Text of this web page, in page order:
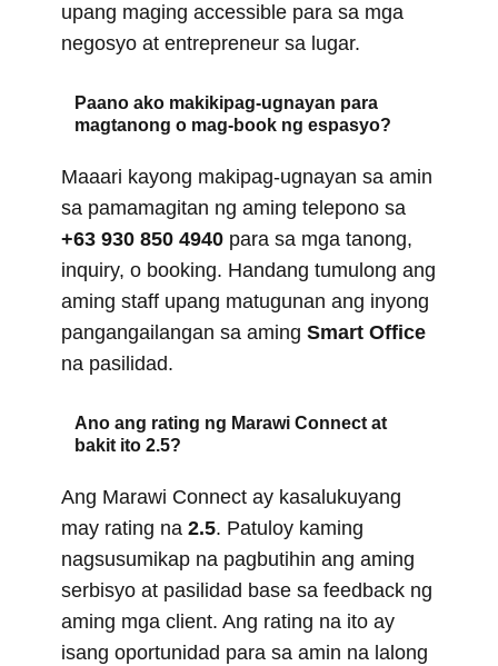
upang maging accessible para sa mga
negosyo at entrepreneur sa lugar.
Paano ako makikipag-ugnayan para
magtanong o mag-book ng espasyo?
Maaari kayong makipag-ugnayan sa amin
sa pamamagitan ng aming telepono sa
+63 930 850 4940 para sa mga tanong,
inquiry, o booking. Handang tumulong ang
aming staff upang matugunan ang inyong
pangangailangan sa aming Smart Office
na pasilidad.
Ano ang rating ng Marawi Connect at
bakit ito 2.5?
Ang Marawi Connect ay kasalukuyang
may rating na 2.5. Patuloy kaming
nagsusumikap na pagbutihin ang aming
serbisyo at pasilidad base sa feedback ng
aming mga client. Ang rating na ito ay
isang oportunidad para sa amin na lalong